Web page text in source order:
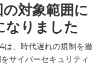
対象範囲に
なりました
、時代遅れの規制を撤
サイバーセキュリティ